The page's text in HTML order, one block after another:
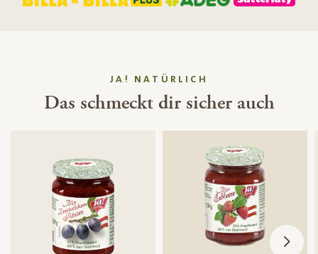
JA! NATÜRLICH
Das schmeckt dir sicher auch